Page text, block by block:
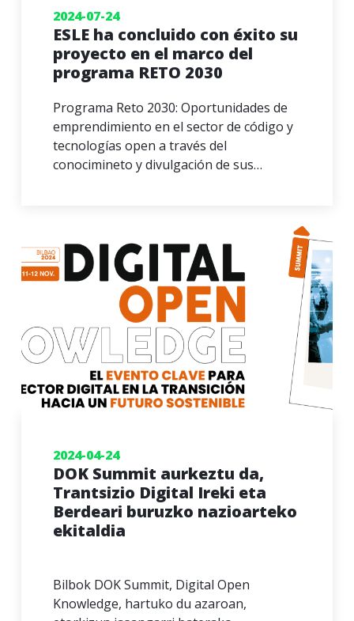
2024-07-24
ESLE ha concluido con éxito su
proyecto en el marco del
programa RETO 2030
Programa Reto 2030: Oportunidades de
emprendimiento en el sector de código y
tecnologías open a través del
conocimineto y divulgación de sus…
2024-04-24
DOK Summit aurkeztu da,
Trantsizio Digital Ireki eta
Berdeari buruzko nazioarteko
ekitaldia
Bilbok DOK Summit, Digital Open
Knowledge, hartuko du azaroan,